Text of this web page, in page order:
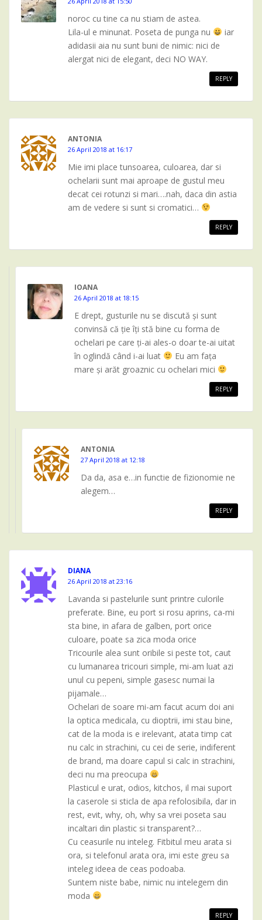
noroc cu tine ca nu stiam de astea.
Lila-ul e minunat. Poseta de punga nu
iar
adidasii aia nu sunt buni de nimic: nici de
alergat nici de elegant, deci NO WAY.
REPLY
ANTONIA
26 April 2018 at 16:17
Mie imi place tunsoarea, culoarea, dar si
ochelarii sunt mai aproape de gustul meu
decat cei rotunzi si mari….nah, daca din astia
am de vedere si sunt si cromatici…
REPLY
IOANA
26 April 2018 at 18:15
E drept, gusturile nu se discută și sunt
convinsă că ție îți stă bine cu forma de
ochelari pe care ți-ai ales-o doar te-ai uitat
în oglindă când i-ai luat
Eu am fața
mare și arăt groaznic cu ochelari mici
REPLY
ANTONIA
27 April 2018 at 12:18
Da da, asa e…in functie de fizionomie ne
alegem…
REPLY
DIANA
26 April 2018 at 23:16
Lavanda si pastelurile sunt printre culorile
preferate. Bine, eu port si rosu aprins, ca-mi
sta bine, in afara de galben, port orice
culoare, poate sa zica moda orice
Tricourile alea sunt oribile si peste tot, caut
cu lumanarea tricouri simple, mi-am luat azi
unul cu pepeni, simple gasesc numai la
pijamale…
Ochelari de soare mi-am facut acum doi ani
la optica medicala, cu dioptrii, imi stau bine,
cat de la moda is e irelevant, atata timp cat
nu calc in strachini, cu cei de serie, indiferent
de brand, ma doare capul si calc in strachini,
deci nu ma preocupa
Plasticul e urat, odios, kitchos, il mai suport
la caserole si sticla de apa refolosibila, dar in
rest, evit, why, oh, why sa vrei poseta sau
incaltari din plastic si transparent?…
Cu ceasurile nu inteleg. Fitbitul meu arata si
ora, si telefonul arata ora, imi este greu sa
inteleg ideea de ceas podoaba.
Suntem niste babe, nimic nu intelegem din
moda
REPLY